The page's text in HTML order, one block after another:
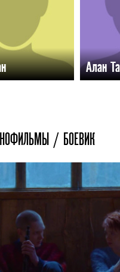
Алан
/ БОЕВИК